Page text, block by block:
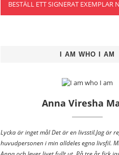
BESTÄLL ETT SIGNERAT EXEMPLAR
I AM WHO I AM
Anna Viresha
Lycka är inget mål Det är en livsstil.Jag är
huvudpersonen i min alldeles egna livsfil.